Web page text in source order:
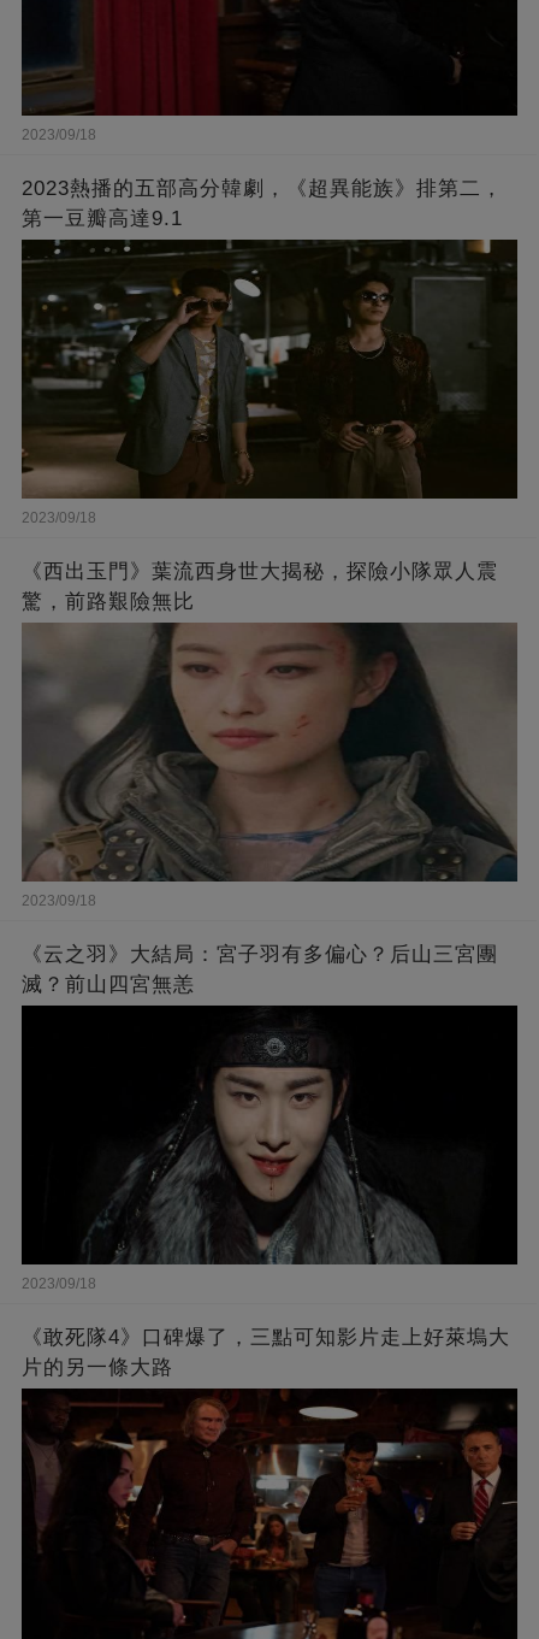
2023/09/18
2023熱播的五部高分韓劇，《超異能族》排第二，
第一豆瓣高達9.1
2023/09/18
《西出玉門》葉流西身世大揭秘，探險小隊眾人震
驚，前路艱險無比
2023/09/18
《云之羽》大結局：宮子羽有多偏心？后山三宮團
滅？前山四宮無恙
2023/09/18
《敢死隊4》口碑爆了，三點可知影片走上好萊塢大
片的另一條大路